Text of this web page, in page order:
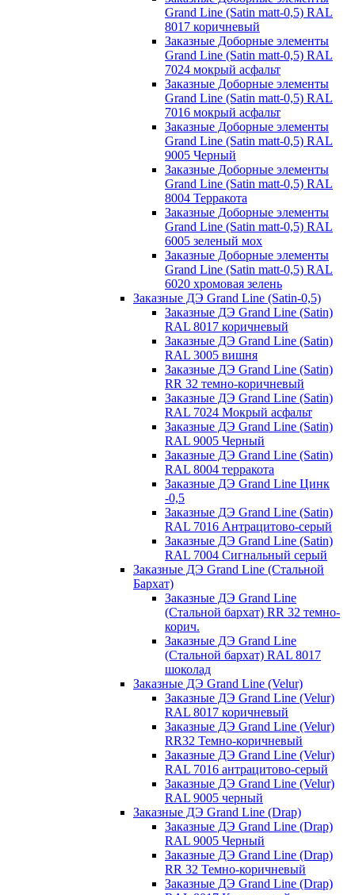
Grand Line (Satin matt-0,5) RAL
8017 коричневый
Заказные Доборные элементы
Grand Line (Satin matt-0,5) RAL
7024 мокрый асфальт
Заказные Доборные элементы
Grand Line (Satin matt-0,5) RAL
7016 мокрый асфальт
Заказные Доборные элементы
Grand Line (Satin matt-0,5) RAL
9005 Черный
Заказные Доборные элементы
Grand Line (Satin matt-0,5) RAL
8004 Терракота
Заказные Доборные элементы
Grand Line (Satin matt-0,5) RAL
6005 зеленый мох
Заказные Доборные элементы
Grand Line (Satin matt-0,5) RAL
6020 хромовая зелень
Заказные ДЭ Grand Line (Satin-0,5)
Заказные ДЭ Grand Line (Satin)
RAL 8017 коричневый
Заказные ДЭ Grand Line (Satin)
RAL 3005 вишня
Заказные ДЭ Grand Line (Satin)
RR 32 темно-коричневый
Заказные ДЭ Grand Line (Satin)
RAL 7024 Мокрый асфальт
Заказные ДЭ Grand Line (Satin)
RAL 9005 Черный
Заказные ДЭ Grand Line (Satin)
RAL 8004 терракота
Заказные ДЭ Grand Line Цинк
-0,5
Заказные ДЭ Grand Line (Satin)
RAL 7016 Антрацитово-серый
Заказные ДЭ Grand Line (Satin)
RAL 7004 Сигнальный серый
Заказные ДЭ Grand Line (Стальной
Бархат)
Заказные ДЭ Grand Line
(Стальной бархат) RR 32 темно-
корич.
Заказные ДЭ Grand Line
(Стальной бархат) RAL 8017
шоколад
Заказные ДЭ Grand Line (Velur)
Заказные ДЭ Grand Line (Velur)
RAL 8017 коричневый
Заказные ДЭ Grand Line (Velur)
RR32 Темно-коричневый
Заказные ДЭ Grand Line (Velur)
RAL 7016 антрацитово-серый
Заказные ДЭ Grand Line (Velur)
RAL 9005 черный
Заказные ДЭ Grand Line (Drap)
Заказные ДЭ Grand Line (Drap)
RAL 9005 Черный
Заказные ДЭ Grand Line (Drap)
RR 32 Темно-коричневый
Заказные ДЭ Grand Line (Drap)